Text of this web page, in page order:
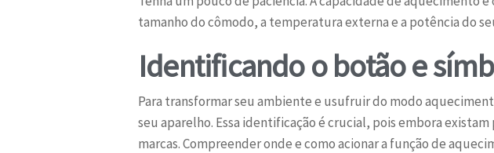
tamanho do cômodo, a temperatura externa e a potência do
Identificando o botão e
Para transformar seu ambiente e usufruir do modo
seu aparelho. Essa identificação é crucial, pois embora
marcas. Compreender onde e como acionar a função de